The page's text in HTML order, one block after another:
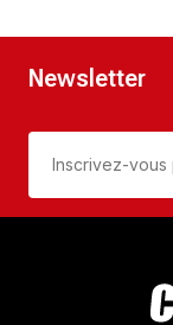
Newsletter